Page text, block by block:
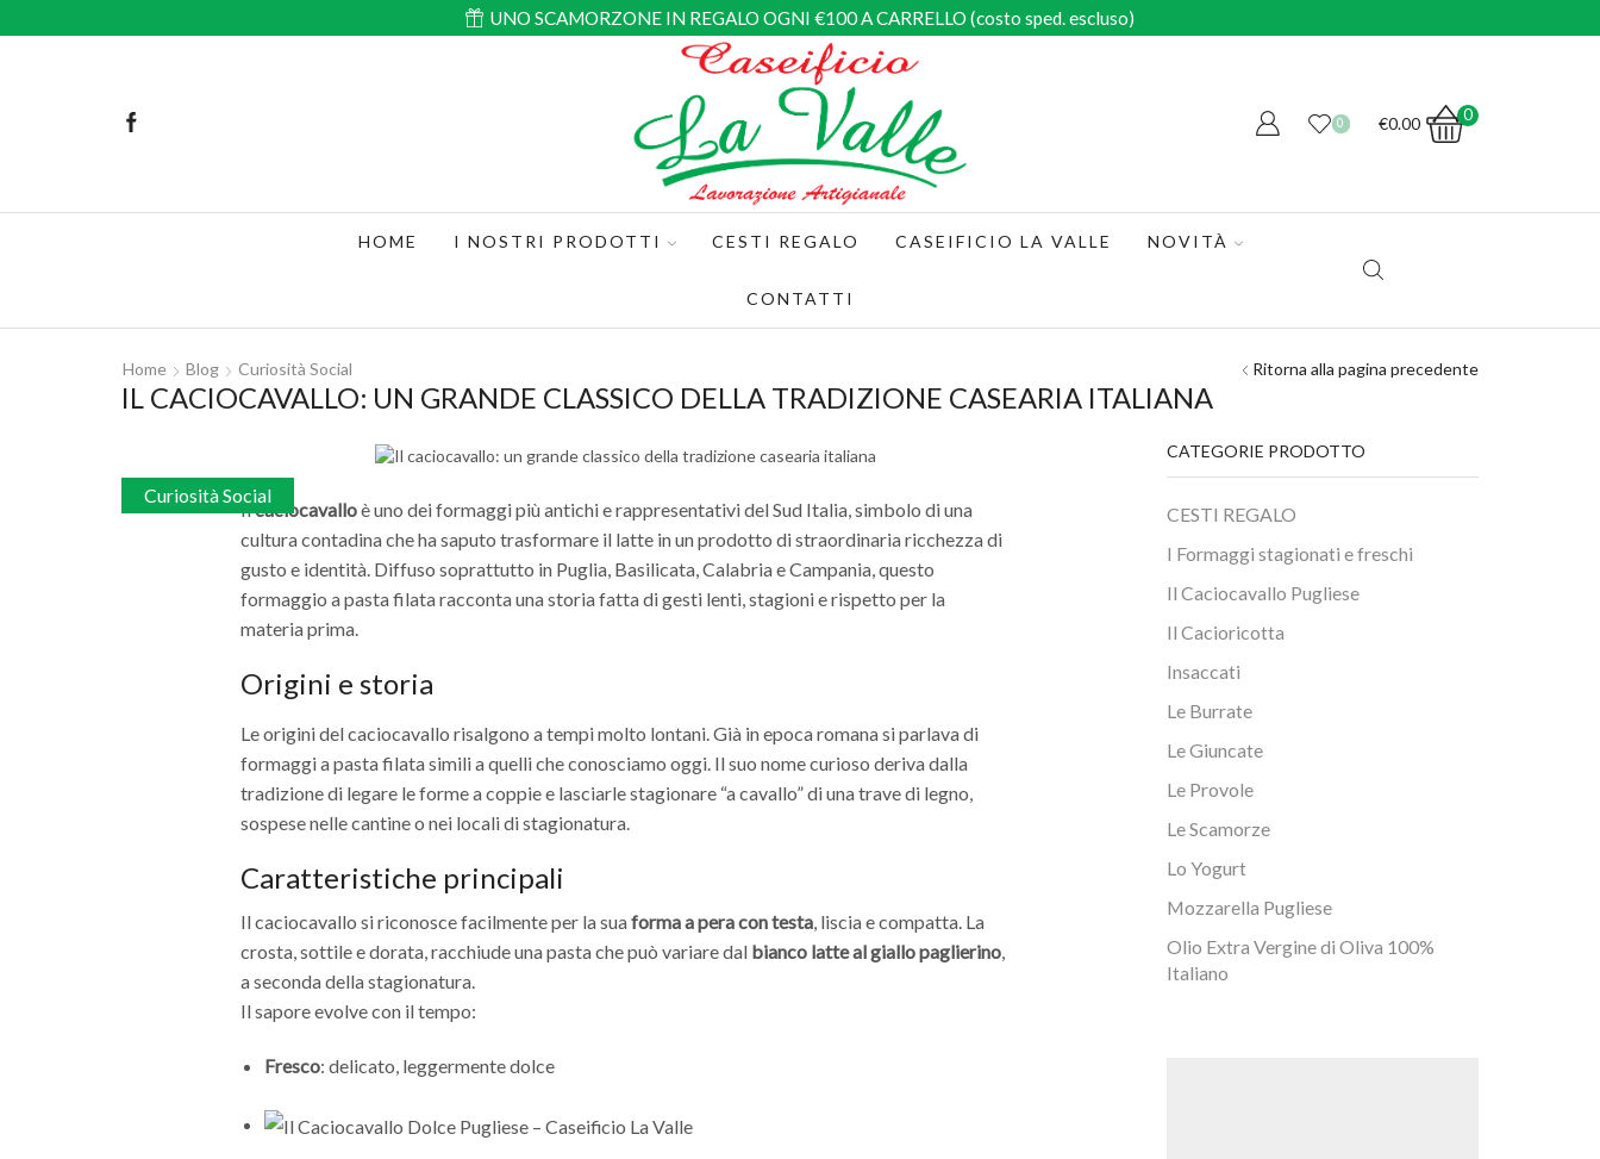
UNO SCAMORZONE IN REGALO OGNI €100 A CARRELLO (costo sped. escluso)
0 €0.00 0
HOME I NOSTRI PRODOTTI CESTI REGALO CASEIFICIO LA VALLE NOVITÀ
CONTATTI
Ritorna alla pagina precedente
Home Blog Curiosità Social
IL CACIOCAVALLO: UN GRANDE CLASSICO DELLA TRADIZIONE CASEARIA ITALIANA
Curiosità Social
Ilcaciocavalloè uno dei formaggi più antichi e rappresentativi del Sud Italia, simbolo di una
cultura contadina che ha saputo trasformare il latte in un prodotto di straordinaria ricchezza di
gusto e identità. Diffuso soprattutto in Puglia, Basilicata, Calabria e Campania, questo
formaggio a pasta filata racconta una storia fatta di gesti lenti, stagioni e rispetto per la
materia prima.
Origini e storia
Le origini del caciocavallo risalgono a tempi molto lontani. Già in epoca romana si parlava di
formaggi a pasta filata simili a quelli che conosciamo oggi. Il suo nome curioso deriva dalla
tradizione di legare le forme a coppie e lasciarle stagionare “a cavallo” di una trave di legno,
sospese nelle cantine o nei locali di stagionatura.
Caratteristiche principali
Il caciocavallo si riconosce facilmente per la suaforma a pera con testa, liscia e compatta. La
crosta, sottile e dorata, racchiude una pasta che può variare dal bianco latte al giallo paglierino,
a seconda della stagionatura.
Il sapore evolve con il tempo:
Fresco: delicato, leggermente dolce
CATEGORIE PRODOTTO
CESTI REGALO
I Formaggi stagionati e freschi
Il Caciocavallo Pugliese
Il Cacioricotta
Insaccati
Le Burrate
Le Giuncate
Le Provole
Le Scamorze
Lo Yogurt
Mozzarella Pugliese
Olio Extra Vergine di Oliva 100%
Italiano